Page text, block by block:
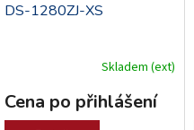
DS-1280ZJ-XS
Skladem (ext)
Cena po přihlášení